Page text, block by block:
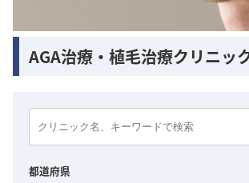
AGA治療・植毛治療クリニッ
都道府県